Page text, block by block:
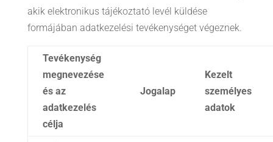
akik elektronikus tájékoztató levél küldése
formájában adatkezelési tevékenységet végeznek.
Tevékenység
megnevezése
és az
adatkezelés
célja
Jogalap
Kezelt
személyes
adatok